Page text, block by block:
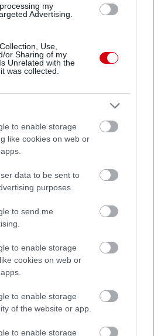
my
Advertising.
Use,
or Sharing of my
Unrelated with the
was collected.
to enable storage
like cookies on web or
data to be sent to
purposes.
to send me
to enable storage
cookies on web or
to enable storage
of the website or app.
to enable storage